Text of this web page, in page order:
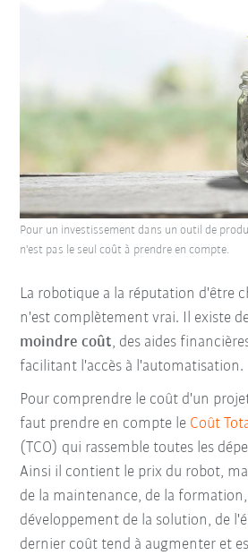
La robotique a la réputation d'être
n'est complètement vrai. Il existe
moindre coût, des aides
facilitant l'accès à l'automatisation.
Pour comprendre le coût d'un
faut prendre en compte le Coût
(TCO) qui rassemble toutes les
Ainsi il contient le prix du robot,
de la maintenance, de la formation,
développement de la solution, de
dernier coût tend à augmenter et
Pour un investissement dans un outil de
n'est pas le seul coût à prendre en compte.